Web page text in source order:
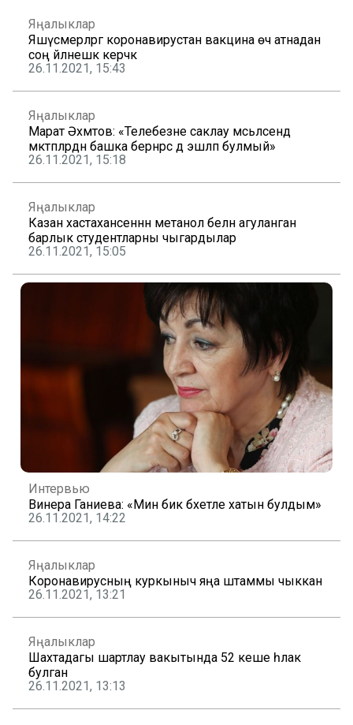
Яңалыклар
Яшүсмерләргә коронавирустан вакцина өч атнадан
соң әйләнешкә керәчәк
26.11.2021, 15:43
Яңалыклар
Марат Әхмәтов: «Телебезне саклау мәсьәләсендә
мәктәпләрдән башка бернәрсә дә эшләп булмый»
26.11.2021, 15:18
Яңалыклар
Казан хастаханәсеннән метанол белән агуланган
барлык студентларны чыгардылар
26.11.2021, 15:05
Интервью
Винера Ганиева: «Мин бик бәхетле хатын булдым»
26.11.2021, 14:22
Яңалыклар
Коронавирусның куркыныч яңа штаммы чыккан
26.11.2021, 13:21
Яңалыклар
Шахтадагы шартлау вакытында 52 кеше һәлак
булган
26.11.2021, 13:13